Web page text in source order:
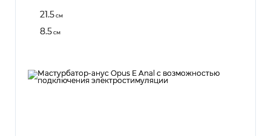
21.5см
8.5см